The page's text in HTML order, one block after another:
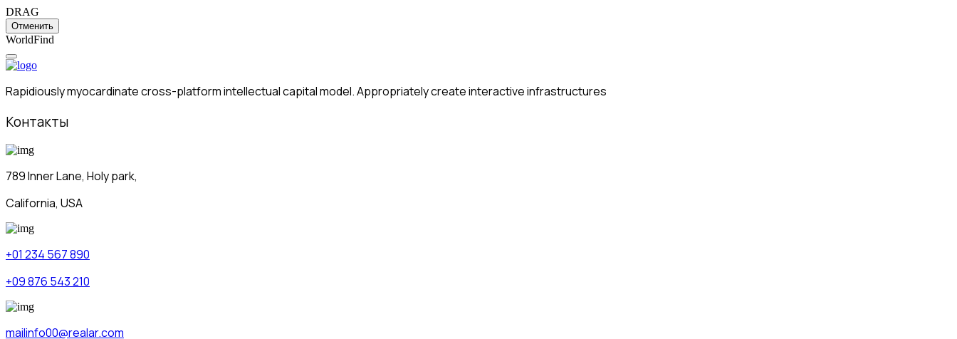
DRAG
Отменить
WorldFind
Rapidiously myocardinate cross-platform intellectual capital model. Appropriately create interactive infrastructures
Контакты
789 Inner Lane, Holy park,
California, USA
+01 234 567 890
+09 876 543 210
mailinfo00@realar.com